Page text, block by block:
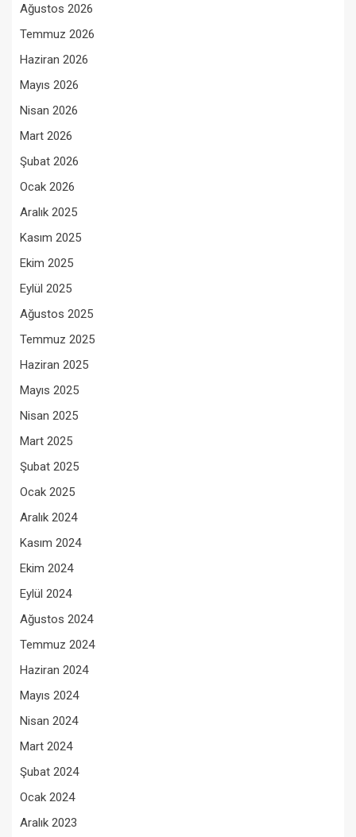
Ağustos 2026
Temmuz 2026
Haziran 2026
Mayıs 2026
Nisan 2026
Mart 2026
Şubat 2026
Ocak 2026
Aralık 2025
Kasım 2025
Ekim 2025
Eylül 2025
Ağustos 2025
Temmuz 2025
Haziran 2025
Mayıs 2025
Nisan 2025
Mart 2025
Şubat 2025
Ocak 2025
Aralık 2024
Kasım 2024
Ekim 2024
Eylül 2024
Ağustos 2024
Temmuz 2024
Haziran 2024
Mayıs 2024
Nisan 2024
Mart 2024
Şubat 2024
Ocak 2024
Aralık 2023